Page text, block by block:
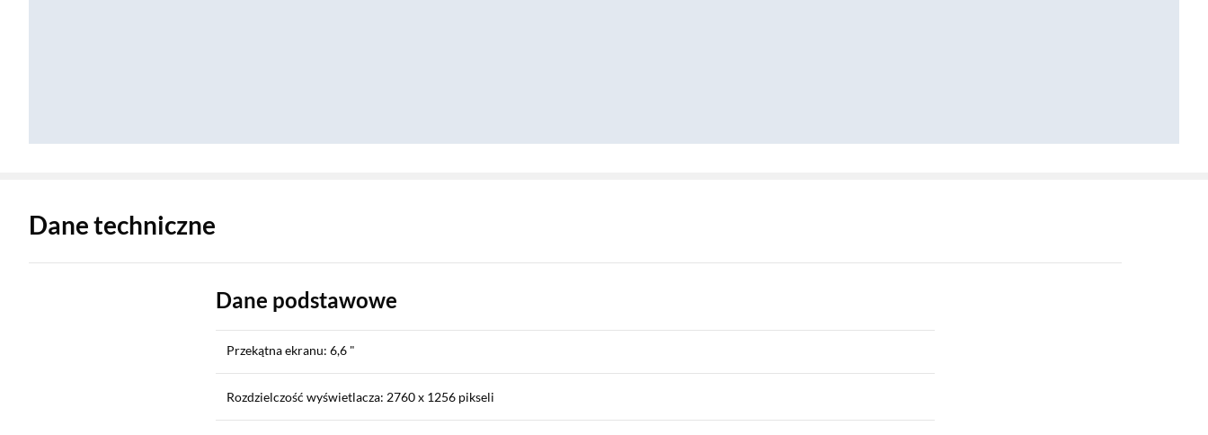
Dane techniczne
Dane podstawowe
Przekątna ekranu: 6,6 "
Rozdzielczość wyświetlacza: 2760 x 1256 pikseli